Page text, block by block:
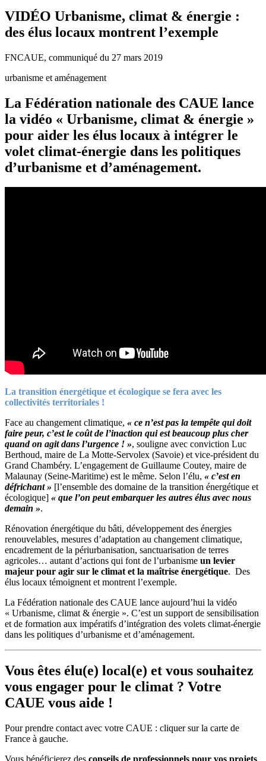
VIDÉO Urbanisme, climat & énergie :
des élus locaux montrent l’exemple
FNCAUE, communiqué du 27 mars 2019
urbanisme et aménagement
La Fédération nationale des CAUE lance
la vidéo « Urbanisme, climat & énergie »
pour aider les élus locaux à intégrer le
volet climat-énergie dans les politiques
d’urbanisme et d’aménagement.
La transition énergétique et écologique se fera avec les
collectivités territoriales !
Face au changement climatique, « ce n’est pas la tempête qui doit
faire peur, c’est le coût de l’inaction qui est beaucoup plus cher
quand on agit dans l’urgence ! », souligne avec conviction Luc
Berthoud, maire de La Motte-Servolex (Savoie) et vice-président du
Grand Chambéry. L’engagement de Guillaume Coutey, maire de
Malaunay (Seine-Maritime) est le même. Selon l’élu, « c’est en
défrichant » [l’ensemble des domaine de la transition énergétique et
écologique] « que l’on peut embarquer les autres élus avec nous
demain ».
Rénovation énergétique du bâti, développement des énergies
renouvelables, mesures d’adaptation au changement climatique,
encadrement de la périurbanisation, sanctuarisation de terres
agricoles… autant d’actions qui font de l’urbanisme un levier
majeur pour agir sur le climat et la maîtrise énergétique. Des
élus locaux témoignent et montrent l’exemple.
La Fédération nationale des CAUE lance aujourd’hui la vidéo
« Urbanisme, climat & énergie ». C’est un support de sensibilisation
et de formation aux impératifs d’intégration des volets climat-énergie
dans les politiques d’urbanisme et d’aménagement.
Vous êtes élu(e) local(e) et vous souhaitez
vous engager pour le climat ? Votre
CAUE vous aide !
Pour prendre contact avec votre CAUE : cliquer sur la carte de
France à gauche.